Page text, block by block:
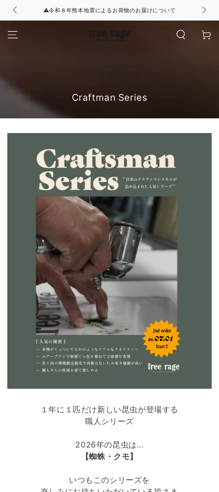
コンテンツにスキッ
プする
⚠令和８年熊本地震によるお荷物のお届けについて
カ
ー
コ
ク
シ
ン:
Craftman Series
１年に１匹だけ新しい昆虫が登場する
職人シリーズ
2026年の昆虫は...
【蜘蛛・クモ】
いつもこのシリーズを